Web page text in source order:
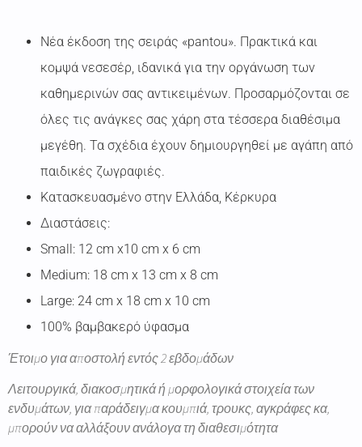
Νέα έκδοση της σειράς «pantou». Πρακτικά και
κομψά νεσεσέρ, ιδανικά για την οργάνωση των
καθημερινών σας αντικειμένων. Προσαρμόζονται σε
όλες τις ανάγκες σας χάρη στα τέσσερα διαθέσιμα
μεγέθη. Τα σχέδια έχουν δημιουργηθεί με αγάπη από
παιδικές ζωγραφιές.
Κατασκευασμένο στην Ελλάδα, Κέρκυρα
Διαστάσεις:
Small: 12 cm x10 cm x 6 cm
Medium: 18 cm x 13 cm x 8 cm
Large: 24 cm x 18 cm x 10 cm
100% βαμβακερό ύφασμα
Έτοιμο για αποστολή εντός 2 εβδομάδων
Λειτουργικά, διακοσμητικά ή μορφολογικά στοιχεία των
ενδυμάτων, για παράδειγμα κουμπιά, τρουκς, αγκράφες κα,
μπορούν να αλλάξουν ανάλογα τη διαθεσιμότητα